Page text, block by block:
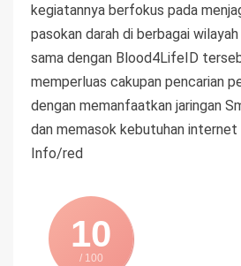
kegiatannya berfokus pada
pasokan darah di berbagai
sama dengan Blood4LifeID
memperluas cakupan pencarian
dengan memanfaatkan jaringan
dan memasok kebutuhan internet
Info/red
10
/ 100